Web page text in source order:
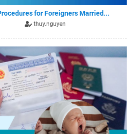
for Foreigners Married...
thuy.nguyen